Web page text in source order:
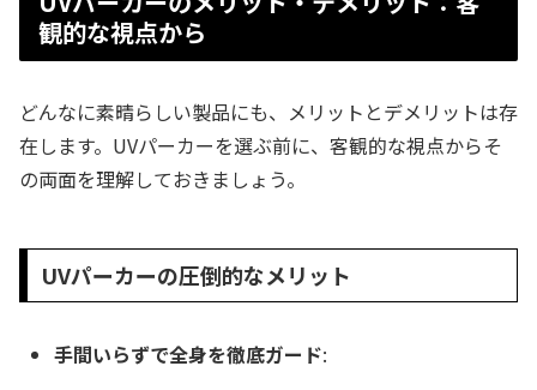
観的な視点から
どんなに素晴らしい製品にも、メリットとデメリットは存
在します。UVパーカーを選ぶ前に、客観的な視点からそ
の両面を理解しておきましょう。
UVパーカーの圧倒的なメリット
手間いらずで全身を徹底ガード: